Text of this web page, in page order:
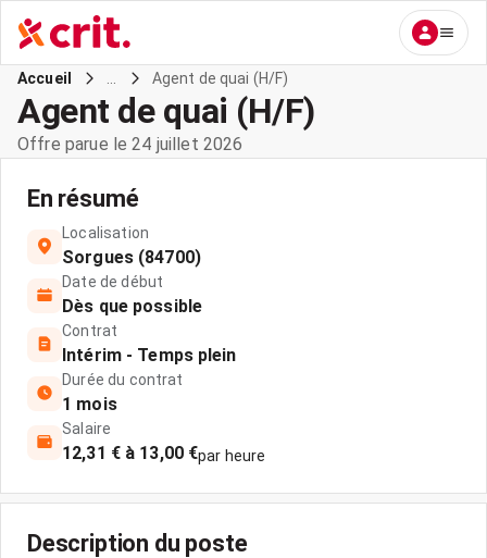
Accueil Agent de quai (H/F)
Agent de quai (H/F)
Offre parue le 24 juillet 2026
En résumé
Localisation
Sorgues (84700)
Date de début
Dès que possible
Contrat
Intérim - Temps plein
Durée du contrat
1 mois
Salaire
12,31 € à 13,00 €par heure
Description du poste